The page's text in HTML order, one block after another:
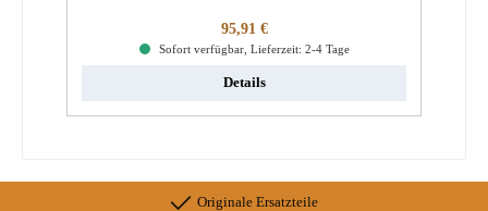
Regulärer Preis:
95,91 €
Sofort verfügbar, Lieferzeit: 2-4 Tage
Details
Originale Ersatzteile